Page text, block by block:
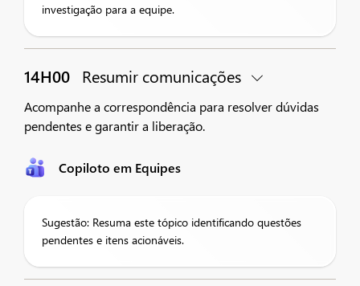
investigação para a equipe.
14H00 Resumir comunicações
Acompanhe a correspondência para resolver dúvidas
pendentes e garantir a liberação.
Copiloto em Equipes
Sugestão: Resuma este tópico identificando questões
pendentes e itens acionáveis.